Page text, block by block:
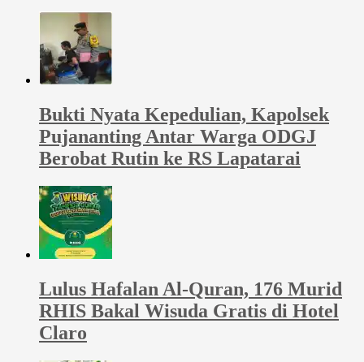
Bukti Nyata Kepedulian, Kapolsek
Pujananting Antar Warga ODGJ
Berobat Rutin ke RS Lapatarai
Lulus Hafalan Al-Quran, 176 Murid
RHIS Bakal Wisuda Gratis di Hotel
Claro